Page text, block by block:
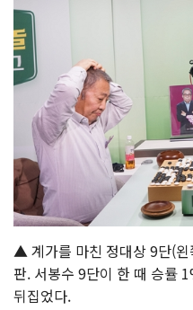
▲ 계가를 마친 정대상 9단(
판. 서봉수 9단이 한 때 승률
뒤집었다.